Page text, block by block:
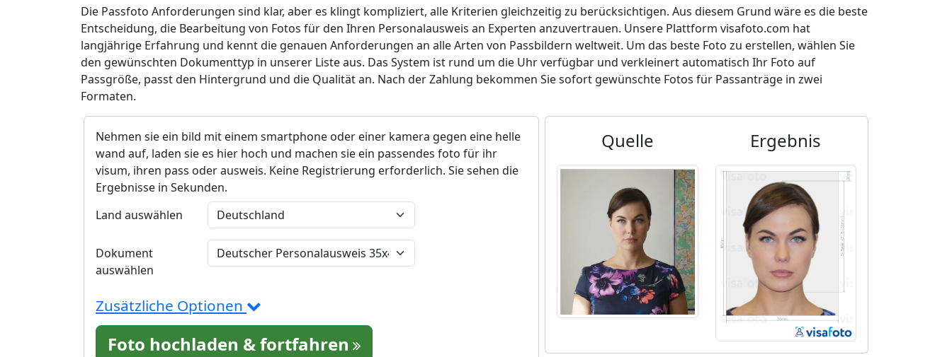
Die Passfoto Anforderungen sind klar, aber es klingt kompliziert, alle Kriterien gleichzeitig zu berücksichtigen. Aus diesem Grund wäre es die beste
Entscheidung, die Bearbeitung von Fotos für den Ihren Personalausweis an Experten anzuvertrauen. Unsere Plattform visafoto.com hat
langjährige Erfahrung und kennt die genauen Anforderungen an alle Arten von Passbildern weltweit. Um das beste Foto zu erstellen, wählen Sie
den gewünschten Dokumenttyp in unserer Liste aus. Das System ist rund um die Uhr verfügbar und verkleinert automatisch Ihr Foto auf
Passgröße, passt den Hintergrund und die Qualität an. Nach der Zahlung bekommen Sie sofort gewünschte Fotos für Passanträge in zwei
Formaten.
Nehmen sie ein bild mit einem smartphone oder einer kamera gegen eine helle
wand auf, laden sie es hier hoch und machen sie ein passendes foto für ihr
visum, ihren pass oder ausweis. Keine Registrierung erforderlich. Sie sehen die
Ergebnisse in Sekunden.
Land auswählen
Dokument
auswählen
Zusätzliche Optionen
Foto hochladen & fortfahren
Quelle Ergebnis